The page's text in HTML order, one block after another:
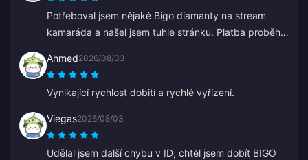
Potřeboval jsem nějaké Bigo diamanty na stream
kamaráda a našel jsem tuhle stránku. Platba proběhla
Ahmed2026/08/03
Vynikající rychlost dobití a rychlé vyřízení.
Viegas2026/08/03
Udělal jsem další chybu v ID; chtěl jsem dobít BIGO